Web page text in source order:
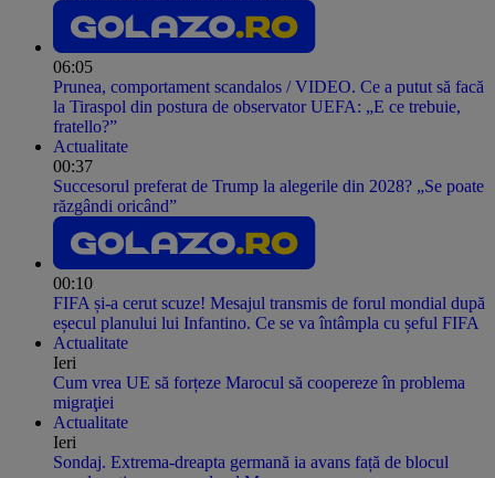
06:05
Prunea, comportament scandalos / VIDEO. Ce a putut să facă
la Tiraspol din postura de observator UEFA: „E ce trebuie,
fratello?”
Actualitate
00:37
Succesorul preferat de Trump la alegerile din 2028? „Se poate
răzgândi oricând”
00:10
FIFA și-a cerut scuze! Mesajul transmis de forul mondial după
eșecul planului lui Infantino. Ce se va întâmpla cu șeful FIFA
Actualitate
Ieri
Cum vrea UE să forțeze Marocul să coopereze în problema
migraţiei
Actualitate
Ieri
Sondaj. Extrema-dreapta germană ia avans față de blocul